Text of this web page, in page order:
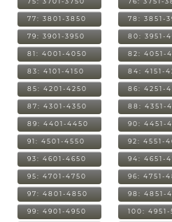
77: 3801-3850 78: 3851-
79: 3901-3950 80: 3951-
81: 4001-4050 82: 4051-
83: 4101-4150 84: 4151-
85: 4201-4250 86: 4251-
87: 4301-4350 88: 4351-
89: 4401-4450 90: 4451-
91: 4501-4550 92: 4551-
93: 4601-4650 94: 4651-
95: 4701-4750 96: 4751-
97: 4801-4850 98: 4851-
99: 4901-4950 100: